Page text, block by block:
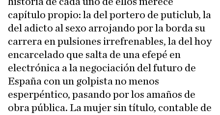
capítulo propio: la del portero de puticlub, la
del adicto al sexo arrojando por la borda su
carrera en pulsiones irrefrenables, la del hoy
encarcelado que salta de una efepé en
electrónica a la negociación del futuro de
España con un golpista no menos
esperpéntico, pasando por los amaños de
obra pública. La mujer sin título, contable de